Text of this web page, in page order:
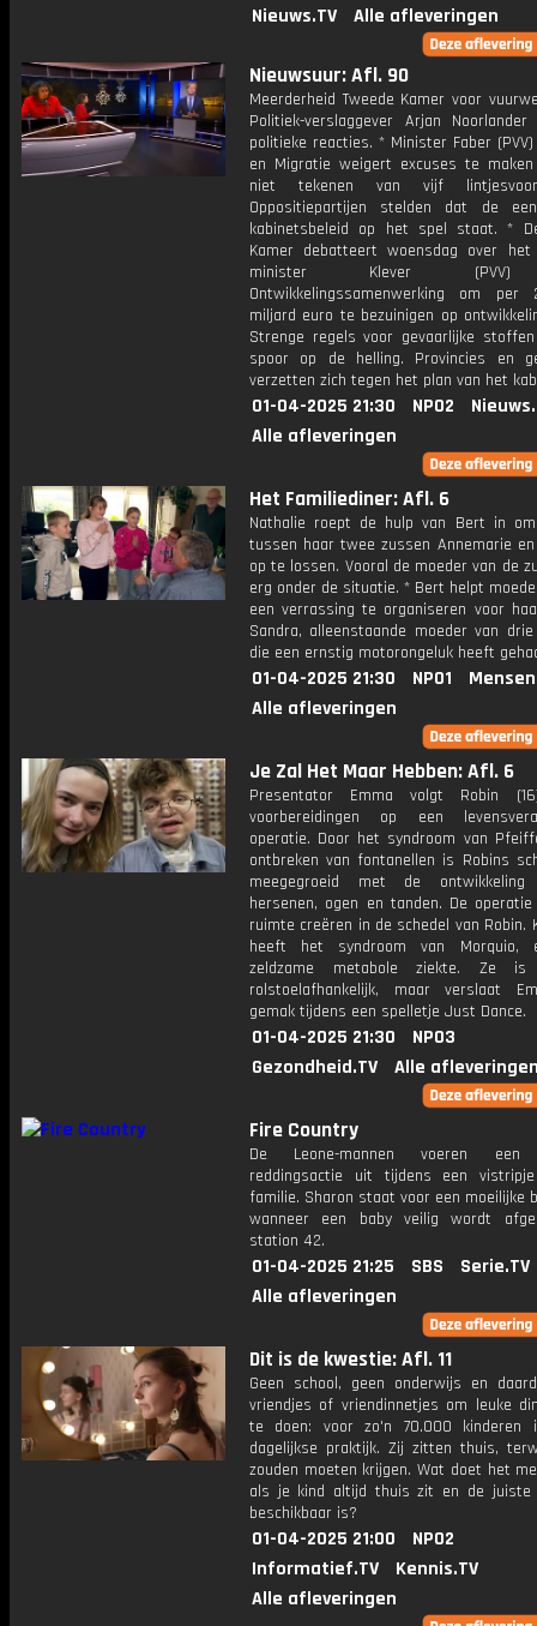
Nieuws.TV
Alle afleveringen
Nieuwsuur: Afl. 90
Meerderheid Tweede Kamer voor
Politiek-verslaggever Arjan
politieke reacties. * Minister Faber
en Migratie weigert excuses te
niet tekenen van vijf
Oppositiepartijen stelden dat de
kabinetsbeleid op het spel staat. *
Kamer debatteert woensdag over
minister Klever
Ontwikkelingssamenwerking om per
miljard euro te bezuinigen op
Strenge regels voor gevaarlijke
spoor op de helling. Provincies en
verzetten zich tegen het plan van het
01-04-2025 21:30 NPO2
Alle afleveringen
Het Familiediner: Afl. 6
Nathalie roept de hulp van Bert in
tussen haar twee zussen Annemarie
op te lossen. Vooral de moeder van de
erg onder de situatie. * Bert helpt
een verrassing te organiseren voor
Sandra, alleenstaande moeder van
die een ernstig motorongeluk heeft
01-04-2025 21:30 NPO1
Alle afleveringen
Je Zal Het Maar Hebben: Afl. 6
Presentator Emma volgt Robin
voorbereidingen op een
operatie. Door het syndroom van
ontbreken van fontanellen is Robins
meegegroeid met de
hersenen, ogen en tanden. De
ruimte creëren in de schedel van Robin.
heeft het syndroom van Morquio,
zeldzame metabole ziekte. Ze is
rolstoelafhankelijk, maar verslaat
gemak tijdens een spelletje Just Dance.
01-04-2025 21:30
NPO3
Gezondheid.TV
Alle
Fire Country
De Leone-mannen voeren een
reddingsactie uit tijdens een
familie. Sharon staat voor een moeilijke
wanneer een baby veilig wordt
station 42.
01-04-2025 21:25 SBS
Serie.TV
Alle afleveringen
Dit is de kwestie: Afl. 11
Geen school, geen onderwijs en
vriendjes of vriendinnetjes om leuke
te doen: voor zo'n 70.000
dagelijkse praktijk. Zij zitten thuis,
zouden moeten krijgen. Wat doet het
als je kind altijd thuis zit en de juiste
beschikbaar is?
01-04-2025 21:00
NPO2
Informatief.TV
Kennis.TV
Alle afleveringen